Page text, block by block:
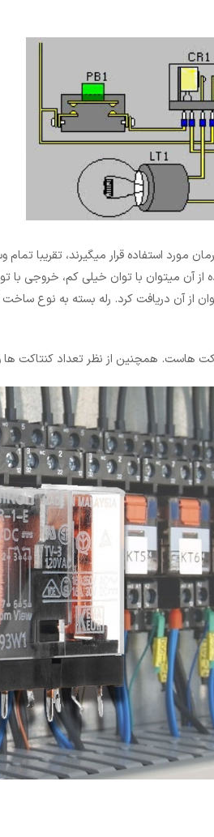
مورد استفاده قرار می­گیرند، تقریبا
آن میتوان با توان خیلی کم، خروجی با
هاست. همچنین از نظر تعداد کنتاکت ها